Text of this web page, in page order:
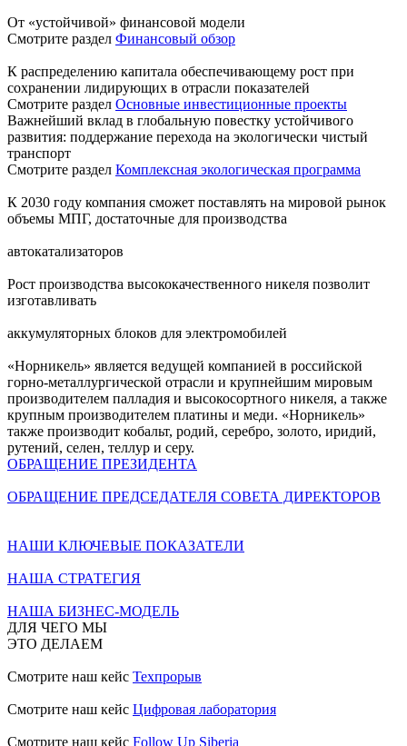
От «устойчивой» финансовой модели
Смотрите раздел Финансовый обзор
К распределению капитала обеспечивающему рост при
сохранении лидирующих в отрасли показателей
Смотрите раздел Основные инвестиционные проекты
Важнейший вклад в глобальную повестку устойчивого
развития: поддержание перехода на экологически чистый
транспорт
Смотрите раздел Комплексная экологическая программа
К 2030 году компания сможет поставлять на мировой рынок
объемы МПГ, достаточные для производства
автокатализаторов
Рост производства высококачественного никеля позволит
изготавливать
аккумуляторных блоков для электромобилей
«Норникель» является ведущей компанией в российской
горно-металлургической отрасли и крупнейшим мировым
производителем палладия и высокосортного никеля, а также
крупным производителем платины и меди. «Норникель»
также производит кобальт, родий, серебро, золото, иридий,
рутений, селен, теллур и серу.
ОБРАЩЕНИЕ ПРЕЗИДЕНТА
ОБРАЩЕНИЕ ПРЕДСЕДАТЕЛЯ СОВЕТА ДИРЕКТОРОВ
НАШИ КЛЮЧЕВЫЕ ПОКАЗАТЕЛИ
НАША СТРАТЕГИЯ
НАША БИЗНЕС-МОДЕЛЬ
ДЛЯ ЧЕГО МЫ
ЭТО ДЕЛАЕМ
Смотрите наш кейс Техпрорыв
Смотрите наш кейс Цифровая лаборатория
Смотрите наш кейс Follow Up Siberia